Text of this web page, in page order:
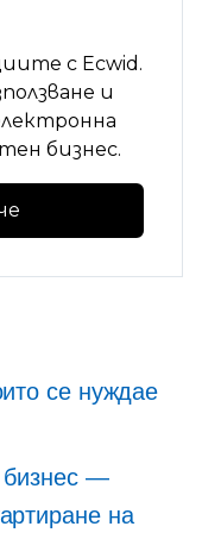
с Ecwid.
и
бизнес.
се нуждае
бизнес —
на